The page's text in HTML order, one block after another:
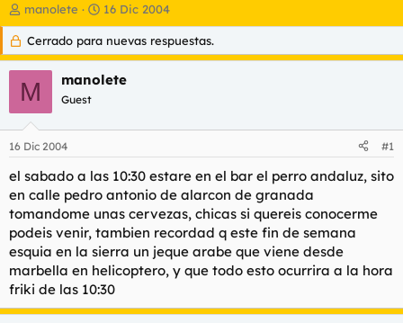
I
n
c
i
a
d
o
d
t
e
m
a
manolete
F
e
c
h
a
d
i
i
o
16 Dic 2004
Cerrado para nuevas respuestas.
M manolete
Guest
16 Dic 2004 #1
el sabado a las 10:30 estare en el bar el perro andaluz, sito
en calle pedro antonio de alarcon de granada
tomandome unas cervezas, chicas si quereis conocerme
podeis venir, tambien recordad q este fin de semana
esquia en la sierra un jeque arabe que viene desde
marbella en helicoptero, y que todo esto ocurrira a la hora
friki de las 10:30